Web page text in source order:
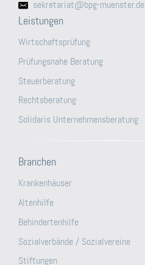
sekretariat@bpg-muenster.de
Leistungen
Wirtschaftsprüfung
Prüfungsnahe Beratung
Steuerberatung
Rechtsberatung
Solidaris Unternehmensberatung
Branchen
Krankenhäuser
Altenhilfe
Behindertenhilfe
Sozialverbände / Sozialvereine
Stiftungen